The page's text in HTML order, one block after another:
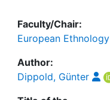
Faculty/Chair:
European Ethnology
Author:
Dippold, Günter